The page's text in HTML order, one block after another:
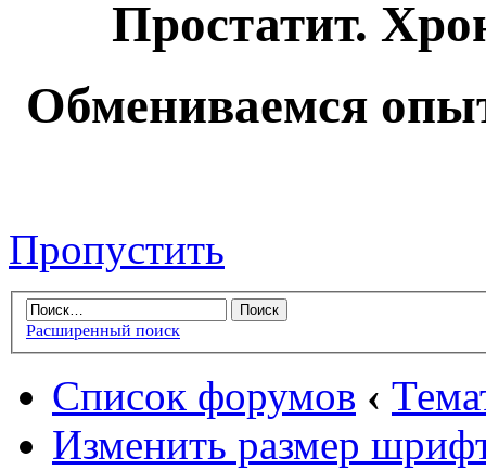
Простатит.
Обмениваемся
Пропустить
Расширенный поиск
Список форумов ‹
Изменить размер